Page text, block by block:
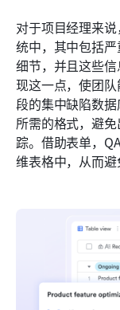
对于项目经理来
统中，其中包括
细节，并且这些
现这一点，使团
段的集中缺陷数
所需的格式，避
踪。借助表单，
维表格中，从而避